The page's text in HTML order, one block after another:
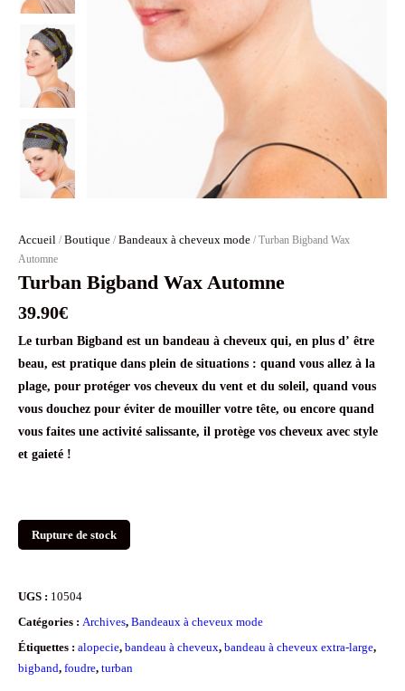
Accueil / Boutique / Bandeaux à cheveux mode / Turban Bigband Wax
Automne
Turban Bigband Wax Automne
39.90€
Le turban Bigband est un bandeau à cheveux qui, en plus d’ être
beau, est pratique dans plein de situations : quand vous allez à la
plage, pour protéger vos cheveux du vent et du soleil, quand vous
vous douchez pour éviter de mouiller votre tête, ou encore quand
vous faites une activité salissante, il protège vos cheveux avec style
et gaieté !
Rupture de stock
UGS : 10504
Catégories : Archives, Bandeaux à cheveux mode
Étiquettes : alopecie, bandeau à cheveux, bandeau à cheveux extra-large,
bigband, foudre, turban